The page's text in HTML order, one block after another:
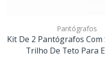
Pantógrafos
Kit De 2 Pantógrafos Com
Trilho De Teto Para